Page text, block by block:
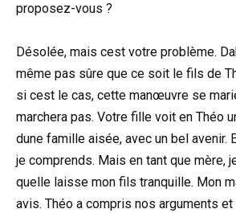
proposez-vous ?
Désolée, mais cest votre problème.
même pas sûre que ce soit le fils de
si cest le cas, cette manœuvre se
marchera pas. Votre fille voit en Théo
dune famille aisée, avec un bel avenir.
je comprends. Mais en tant que mère,
quelle laisse mon fils tranquille. Mon
avis. Théo a compris nos arguments